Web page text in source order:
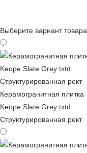
Выберите вариант товара
Керамогранитная плитка
Keope Slate Grey txtd
Структурированная рект